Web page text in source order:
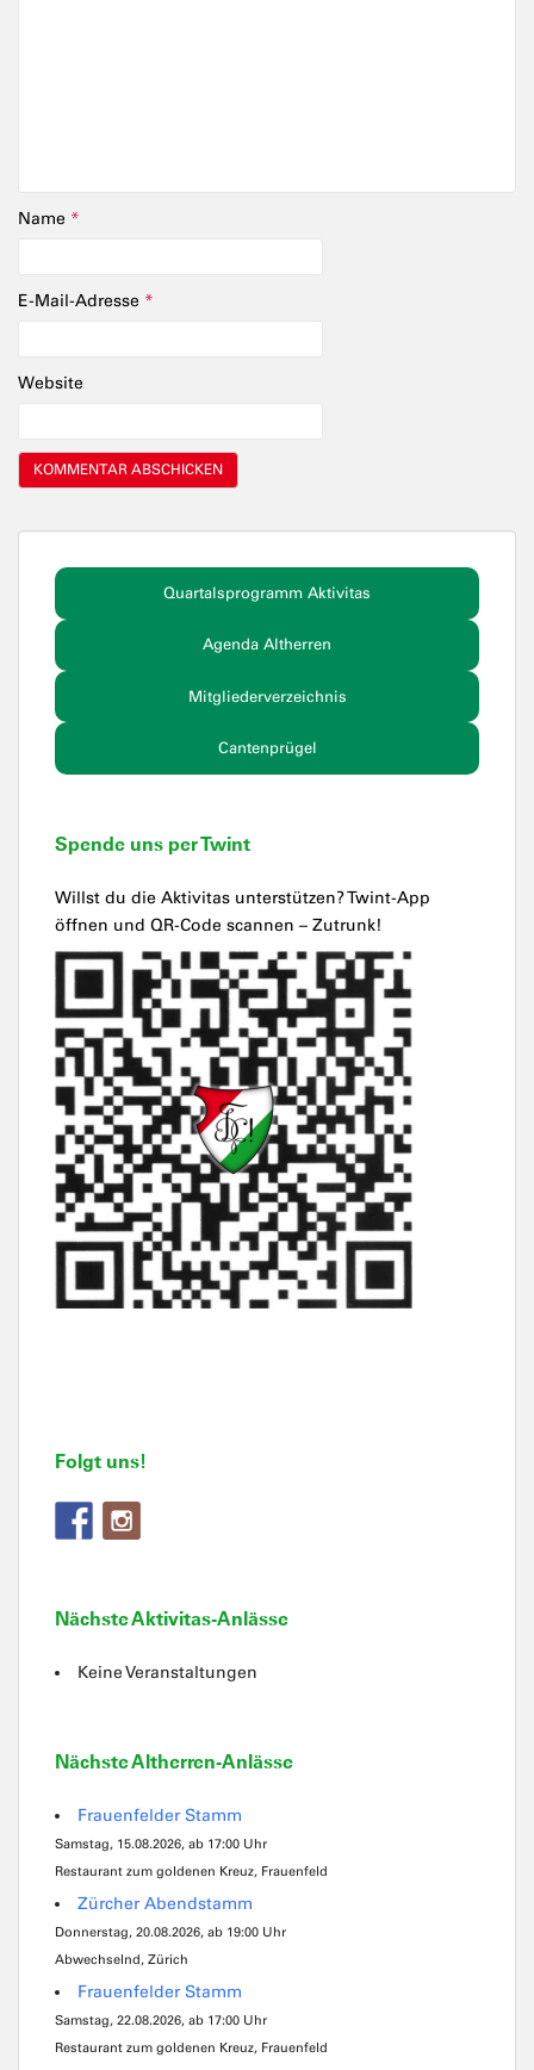
Name *
E-Mail-Adresse *
Website
Quartalsprogramm Aktivitas
Agenda Altherren
Mitgliederverzeichnis
Cantenprügel
Spende uns per Twint
Willst du die Aktivitas unterstützen? Twint-App
öffnen und QR-Code scannen – Zutrunk!
Folgt uns!
Nächste Aktivitas-Anlässe
Keine Veranstaltungen
Nächste Altherren-Anlässe
Frauenfelder Stamm
Samstag, 15.08.2026, ab 17:00 Uhr
Restaurant zum goldenen Kreuz, Frauenfeld
Zürcher Abendstamm
Donnerstag, 20.08.2026, ab 19:00 Uhr
Abwechselnd, Zürich
Frauenfelder Stamm
Samstag, 22.08.2026, ab 17:00 Uhr
Restaurant zum goldenen Kreuz, Frauenfeld